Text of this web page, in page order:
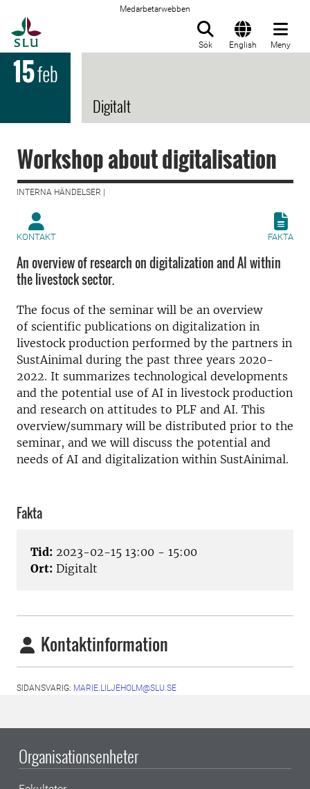
Medarbetarwebben
Sök English Meny
15feb
Digitalt
Workshop about digitalisation
INTERNA HÄNDELSER |
KONTAKT FAKTA
An overview of research on digitalization and AI within
the livestock sector.
The focus of the seminar will be an overview
of scientific publications on digitalization in
livestock production performed by the partners in
SustAinimal during the past three years 2020-
2022. It summarizes technological developments
and the potential use of AI in livestock production
and research on attitudes to PLF and AI. This
overview/summary will be distributed prior to the
seminar, and we will discuss the potential and
needs of AI and digitalization within SustAinimal.
Fakta
Tid: 2023-02-15 13:00 - 15:00
Ort: Digitalt
Kontaktinformation
SIDANSVARIG: MARIE.LILJEHOLM@SLU.SE
Organisationsenheter